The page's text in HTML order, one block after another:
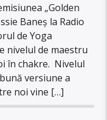
„Golden
Baneș la Radio
de Yoga
nivelul de maestru
în chakre. Nivelul
versiune a
noi vine […]